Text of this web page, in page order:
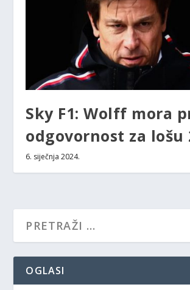
Sky F1: Wolff mora
odgovornost za lošu
6. siječnja 2024.
OGLASI